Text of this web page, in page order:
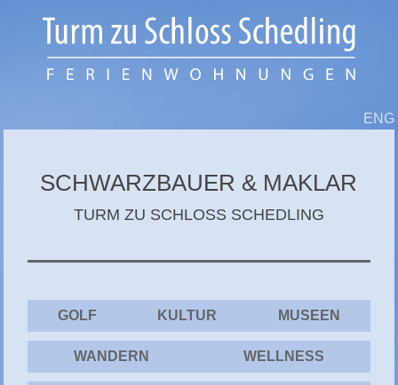
TURMPALAIS
HERZOGPALAIS
CHIEMGAU
CHIEMSEE
ENG
SCHWARZBAUER & MAKLAR
TURM ZU SCHLOSS SCHEDLING
GOLF KULTUR MUSEEN
WANDERN WELLNESS